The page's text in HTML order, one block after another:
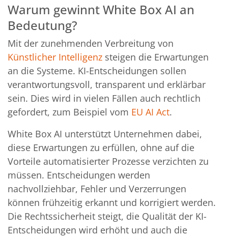
Warum gewinnt White Box AI an
Bedeutung?
Mit der zunehmenden Verbreitung von
Künstlicher Intelligenz steigen die Erwartungen
an die Systeme. KI-Entscheidungen sollen
verantwortungsvoll, transparent und erklärbar
sein. Dies wird in vielen Fällen auch rechtlich
gefordert, zum Beispiel vom EU AI Act.
White Box AI unterstützt Unternehmen dabei,
diese Erwartungen zu erfüllen, ohne auf die
Vorteile automatisierter Prozesse verzichten zu
müssen. Entscheidungen werden
nachvollziehbar, Fehler und Verzerrungen
können frühzeitig erkannt und korrigiert werden.
Die Rechtssicherheit steigt, die Qualität der KI-
Entscheidungen wird erhöht und auch die